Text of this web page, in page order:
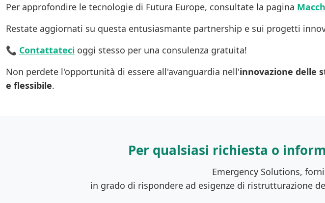
Per approfondire le tecnologie di Futura Europe, consultate la pagina
Restate aggiornati su questa entusiasmante partnership e sui progetti
📞 Contattateci oggi stesso per una consulenza gratuita!
Non perdete l'opportunità di essere all'avanguardia nell'innovazione delle
e flessibile.
Per qualsiasi richiesta o
Emergency Solutions,
in grado di rispondere ad esigenze di ristrutturazione